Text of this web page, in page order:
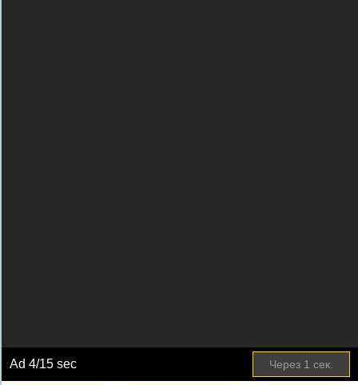
Ad4/15 sec Через 1 сек.